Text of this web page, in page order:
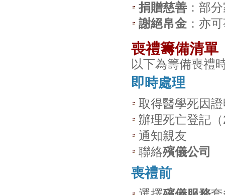
捐贈慈善 ：部
謝絕帛金：亦
喪禮籌備清單
以下為籌備喪禮
即時處理
取得醫學死因
辦理死亡登記
通知親友
聯絡殯儀公司
喪禮前